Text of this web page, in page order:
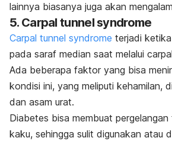
lainnya biasanya juga akan
5. Carpal tunnel syndrome
Carpal tunnel syndrome terjadi
pada saraf median saat melalui
Ada beberapa faktor yang bisa
kondisi ini, yang meliputi kehamilan,
dan asam urat.
Diabetes bisa membuat pergelangan
kaku, sehingga sulit digunakan atau